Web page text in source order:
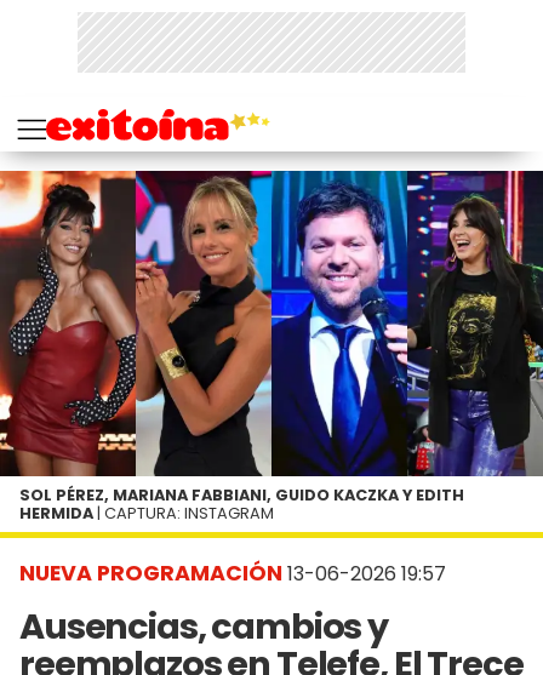
NUEVA PROGRAMACIÓN 13-06-2026 19:57
Ausencias, cambios y
reemplazos en Telefe, El Trece
SOL PÉREZ, MARIANA FABBIANI, GUIDO KACZKA Y EDITH
HERMIDA | CAPTURA: INSTAGRAM